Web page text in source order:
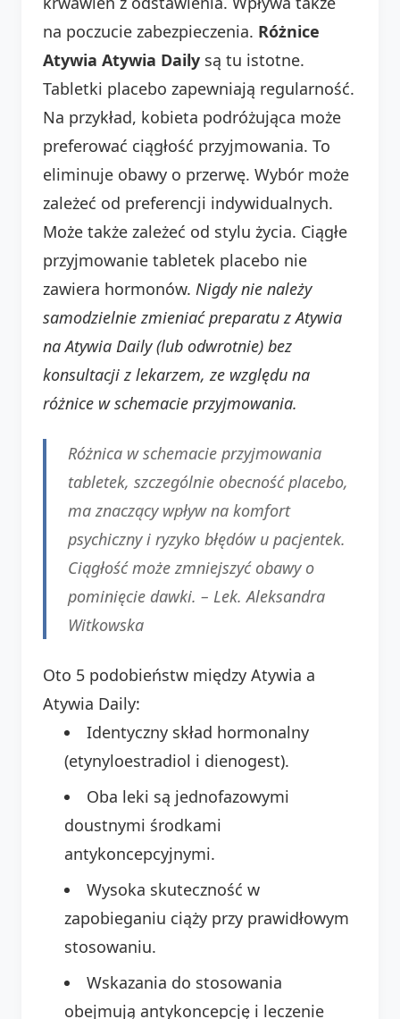
na poczucie zabezpieczenia. Różnice
Atywia Atywia Daily są tu istotne.
Tabletki placebo zapewniają regularność.
Na przykład, kobieta podróżująca może
preferować ciągłość przyjmowania. To
eliminuje obawy o przerwę. Wybór może
zależeć od preferencji indywidualnych.
Może także zależeć od stylu życia. Ciągłe
przyjmowanie tabletek placebo nie
zawiera hormonów. Nigdy nie należy
samodzielnie zmieniać preparatu z Atywia
na Atywia Daily (lub odwrotnie) bez
konsultacji z lekarzem, ze względu na
różnice w schemacie przyjmowania.
Różnica w schemacie przyjmowania
tabletek, szczególnie obecność placebo,
ma znaczący wpływ na komfort
psychiczny i ryzyko błędów u pacjentek.
Ciągłość może zmniejszyć obawy o
pominięcie dawki. – Lek. Aleksandra
Witkowska
Oto 5 podobieństw między Atywia a
Atywia Daily:
Identyczny skład hormonalny
(etynyloestradiol i dienogest).
Oba leki są jednofazowymi
doustnymi środkami
antykoncepcyjnymi.
Wysoka skuteczność w
zapobieganiu ciąży przy prawidłowym
stosowaniu.
Wskazania do stosowania
obejmują antykoncepcję i leczenie